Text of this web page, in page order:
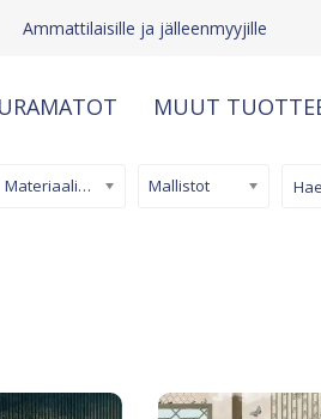
Ammattilaisille ja jälleenmyyjille
MUUT
Materiaali/ tuotetyyppi Mallistot